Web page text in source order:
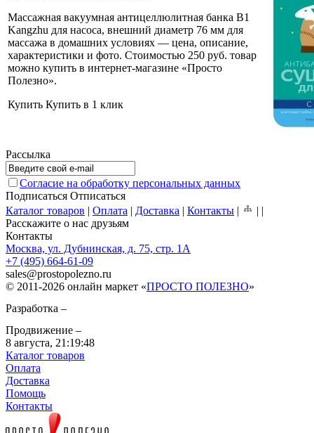
Массажная вакуумная антицеллюлитная банка B1
Kangzhu для насоса, внешний диаметр 76 мм для
массажа в домашних условиях — цена, описание,
характеристики и фото. Стоимостью 250 руб. товар
можно купить в интернет-магазине «Просто
Полезно».
Купить Купить в 1 клик
Рассылка
Согласие на обработку персональных данных
Подписаться Отписаться
Каталог товаров | Оплата | Доставка | Контакты | | |
Расскажите о нас друзьям
Контакты
Москва, ул. Дубнинская, д. 75, стр. 1А
+7 (495) 664-61-09
sales@prostopolezno.ru
© 2011-2026 онлайн маркет «ПРОСТО ПОЛЕЗНО»
Разработка –
Продвижение –
8 августа, 21:19:48
Каталог товаров
Оплата
Доставка
Помощь
Контакты